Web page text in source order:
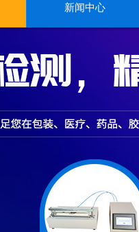
新闻中心